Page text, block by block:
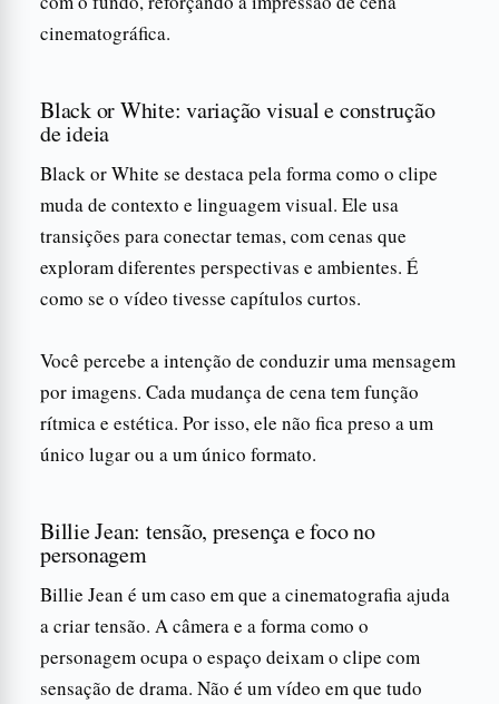
cinematográfica.
Black or White: variação visual e construção
de ideia
Black or White se destaca pela forma como o clipe
muda de contexto e linguagem visual. Ele usa
transições para conectar temas, com cenas que
exploram diferentes perspectivas e ambientes. É
como se o vídeo tivesse capítulos curtos.
Você percebe a intenção de conduzir uma mensagem
por imagens. Cada mudança de cena tem função
rítmica e estética. Por isso, ele não fica preso a um
único lugar ou a um único formato.
Billie Jean: tensão, presença e foco no
personagem
Billie Jean é um caso em que a cinematografia ajuda
a criar tensão. A câmera e a forma como o
personagem ocupa o espaço deixam o clipe com
sensação de drama. Não é um vídeo em que tudo